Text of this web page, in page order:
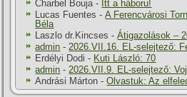
Charbel Bouja - Itt a háboru!
Lucas Fuentes -A Ferencvárosi
Béla
Laszlo dr.Kincses -Átigazolások –
admin - 2026.VII.16. EL-selejtező:
Erdélyi Dodi - Kuti László: 70
admin - 2026.VII.9. EL-selejtező:
Andrási Márton -Olvastuk: Az